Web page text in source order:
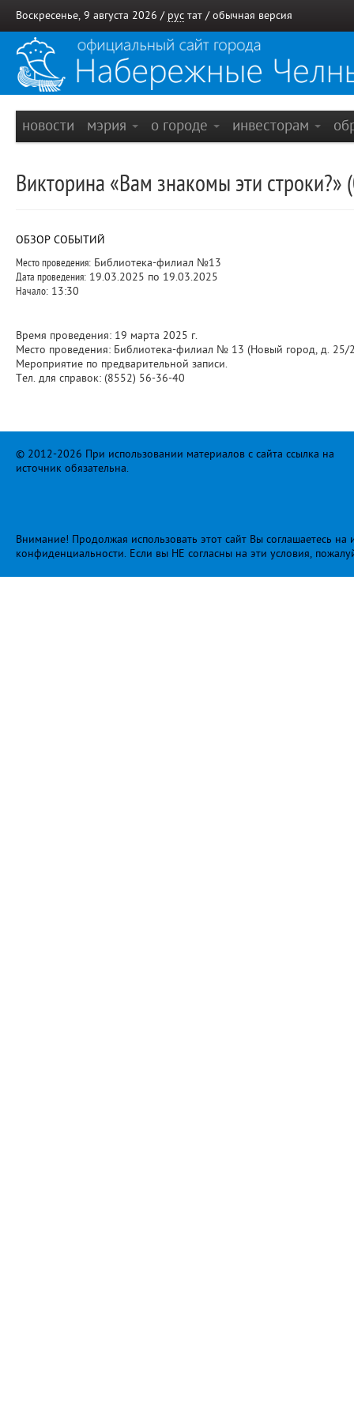
Воскресенье, 9 августа 2026 / рус тат / обычная версия
новости мэрия о городе инвесторам
Викторина «Вам знакомы эти строки?»
ОБЗОР СОБЫТИЙ
Место проведения: Библиотека-филиал №13
Дата проведения: 19.03.2025 по 19.03.2025
Начало: 13:30
Время проведения: 19 марта 2025 г.
Место проведения: Библиотека-филиал № 13 (Новый город, д. 25/
Мероприятие по предварительной записи.
Тел. для справок: (8552) 56-36-40
© 2012-2026 При использовании материалов с сайта ссылка на
источник обязательна.
Внимание! Продолжая использовать этот сайт Вы соглашаетесь
конфиденциальности. Если вы НЕ согласны на эти условия,